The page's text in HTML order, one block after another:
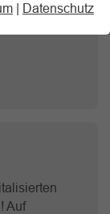
| Datenschutz
oder
Auf